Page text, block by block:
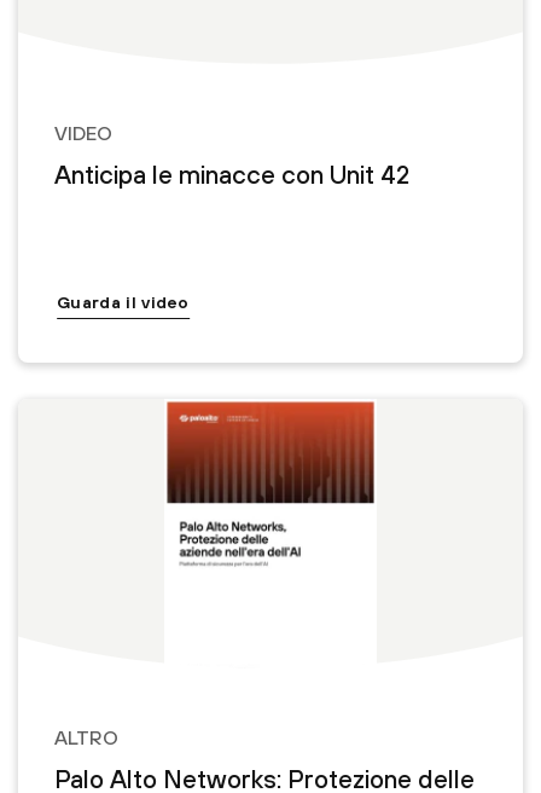
VIDEO
Anticipa le minacce con Unit 42
Guarda il video
ALTRO
Palo Alto Networks: Protezione delle